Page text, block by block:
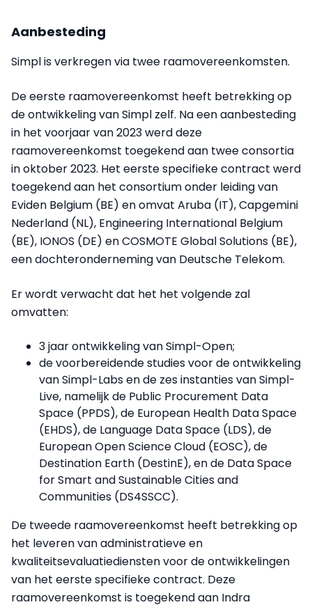
Aanbesteding
Simpl is verkregen via twee raamovereenkomsten.
De eerste raamovereenkomst heeft betrekking op
de ontwikkeling van Simpl zelf. Na een aanbesteding
in het voorjaar van 2023 werd deze
raamovereenkomst toegekend aan twee consortia
in oktober 2023. Het eerste specifieke contract werd
toegekend aan het consortium onder leiding van
Eviden Belgium (BE) en omvat Aruba (IT), Capgemini
Nederland (NL), Engineering International Belgium
(BE), IONOS (DE) en COSMOTE Global Solutions (BE),
een dochteronderneming van Deutsche Telekom.
Er wordt verwacht dat het het volgende zal
omvatten:
3 jaar ontwikkeling van Simpl-Open;
de voorbereidende studies voor de ontwikkeling
van Simpl-Labs en de zes instanties van Simpl-
Live, namelijk de Public Procurement Data
Space (PPDS), de European Health Data Space
(EHDS), de Language Data Space (LDS), de
European Open Science Cloud (EOSC), de
Destination Earth (DestinE), en de Data Space
for Smart and Sustainable Cities and
Communities (DS4SSCC).
De tweede raamovereenkomst heeft betrekking op
het leveren van administratieve en
kwaliteitsevaluatiediensten voor de ontwikkelingen
van het eerste specifieke contract. Deze
raamovereenkomst is toegekend aan Indra